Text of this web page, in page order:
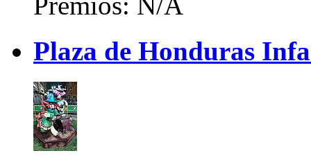
Plaza de Honduras